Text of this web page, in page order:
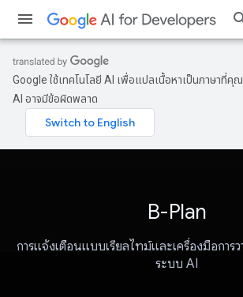
Google ใช้เทคโนโลยี AI เพื่อแปลเนื้อหาเป็นภาษาที่คุ
AI อาจมีข้อผิดพลาด
B-Plan
การแจ้งเตือนแบบเรียลไทม์และเครื่องมือการ
ระบบ AI